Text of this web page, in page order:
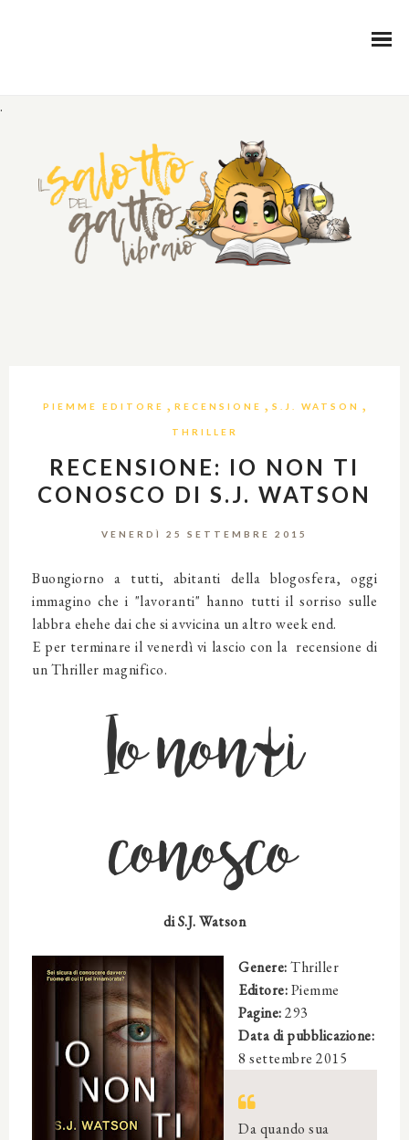
.
PIEMME EDITORE , RECENSIONE , S.J. WATSON ,
THRILLER
RECENSIONE: IO NON TI
CONOSCO DI S.J. WATSON
VENERDÌ 25 SETTEMBRE 2015
Buongiorno a tutti, abitanti della blogosfera, oggi
immagino che i "lavoranti" hanno tutti il sorriso sulle
labbra ehehe dai che si avvicina un altro week end.
E per terminare il venerdì vi lascio con la recensione di
un Thriller magnifico.
Io non ti
conosco
di S.J. Watson
Genere:Thriller
Editore:Piemme
Pagine:293
Data di pubblicazione:
8 settembre 2015
Da quando sua